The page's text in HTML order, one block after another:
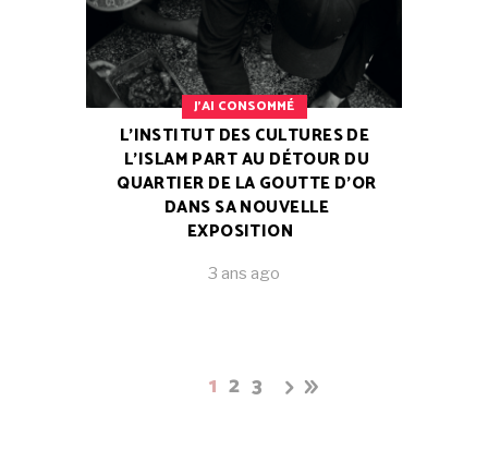
J'AI CONSOMMÉ
L’INSTITUT DES CULTURES DE
L’ISLAM PART AU DÉTOUR DU
QUARTIER DE LA GOUTTE D’OR
DANS SA NOUVELLE
EXPOSITION
3 ans ago
1 2 3